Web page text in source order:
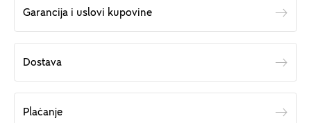
Garancija i uslovi kupovine
Dostava
Plaćanje